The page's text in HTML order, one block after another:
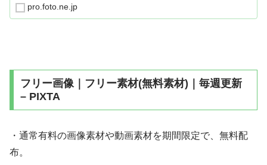
pro.foto.ne.jp
フリー画像｜フリー素材(無料素材)｜毎週更新
– PIXTA
・通常有料の画像素材や動画素材を期間限定で、無料配
布。